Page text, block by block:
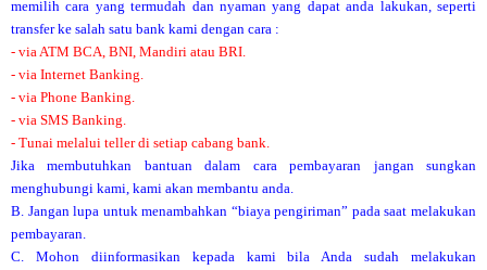
memilih cara yang termudah dan nyaman yang dapat anda lakukan, seperti
transfer ke salah satu bank kami dengan cara :
- via ATM BCA, BNI, Mandiri atau BRI.
- via Internet Banking.
- via Phone Banking.
- via SMS Banking.
- Tunai melalui teller di setiap cabang bank.
Jika membutuhkan bantuan dalam cara pembayaran jangan sungkan
menghubungi kami, kami akan membantu anda.
B. Jangan lupa untuk menambahkan “biaya pengiriman” pada saat melakukan
pembayaran.
C. Mohon diinformasikan kepada kami bila Anda sudah melakukan